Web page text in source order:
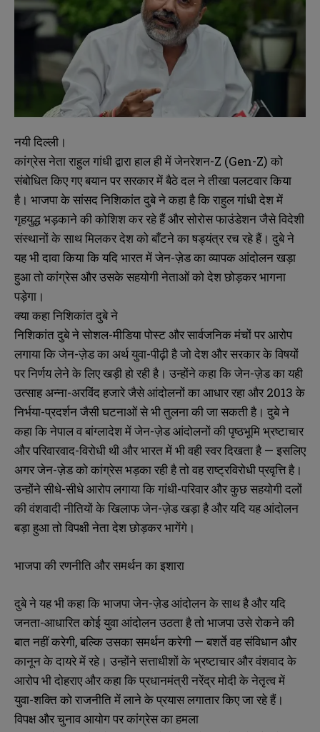
नयी दिल्ली।
कांग्रेस नेता राहुल गांधी द्वारा हाल ही में जेनरेशन-Z (Gen-Z) को
संबोधित किए गए बयान पर सरकार में बैठे दल ने तीखा पलटवार किया
है। भाजपा के सांसद निशिकांत दुबे ने कहा है कि राहुल गांधी देश में
गृहयुद्ध भड़काने की कोशिश कर रहे हैं और सोरोस फाउंडेशन जैसे विदेशी
संस्थानों के साथ मिलकर देश को बाँटने का षड्यंत्र रच रहे हैं। दुबे ने
यह भी दावा किया कि यदि भारत में जेन-ज़ेड का व्यापक आंदोलन खड़ा
हुआ तो कांग्रेस और उसके सहयोगी नेताओं को देश छोड़कर भागना
पड़ेगा।
क्या कहा निशिकांत दुबे ने
निशिकांत दुबे ने सोशल-मीडिया पोस्ट और सार्वजनिक मंचों पर आरोप
लगाया कि जेन-ज़ेड का अर्थ युवा-पीढ़ी है जो देश और सरकार के विषयों
पर निर्णय लेने के लिए खड़ी हो रही है। उन्होंने कहा कि जेन-ज़ेड का यही
उत्साह अन्ना-अरविंद हजारे जैसे आंदोलनों का आधार रहा और 2013 के
निर्भया-प्रदर्शन जैसी घटनाओं से भी तुलना की जा सकती है। दुबे ने
कहा कि नेपाल व बांग्लादेश में जेन-ज़ेड आंदोलनों की पृष्ठभूमि भ्रष्टाचार
और परिवारवाद-विरोधी थी और भारत में भी वही स्वर दिखता है — इसलिए
अगर जेन-ज़ेड को कांग्रेस भड़का रही है तो वह राष्ट्रविरोधी प्रवृत्ति है।
उन्होंने सीधे-सीधे आरोप लगाया कि गांधी-परिवार और कुछ सहयोगी दलों
की वंशवादी नीतियों के खिलाफ जेन-ज़ेड खड़ा है और यदि यह आंदोलन
बड़ा हुआ तो विपक्षी नेता देश छोड़कर भागेंगे।
भाजपा की रणनीति और समर्थन का इशारा
दुबे ने यह भी कहा कि भाजपा जेन-ज़ेड आंदोलन के साथ है और यदि
जनता-आधारित कोई युवा आंदोलन उठता है तो भाजपा उसे रोकने की
बात नहीं करेगी, बल्कि उसका समर्थन करेगी — बशर्ते वह संविधान और
कानून के दायरे में रहे। उन्होंने सत्ताधीशों के भ्रष्टाचार और वंशवाद के
आरोप भी दोहराए और कहा कि प्रधानमंत्री नरेंद्र मोदी के नेतृत्व में
युवा-शक्ति को राजनीति में लाने के प्रयास लगातार किए जा रहे हैं।
विपक्ष और चुनाव आयोग पर कांग्रेस का हमला